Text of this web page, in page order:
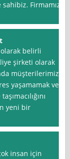
Firmamız,
belirli
şirketi olarak
müşterilerimize
yaşamamak ve
yeni bir
insan için